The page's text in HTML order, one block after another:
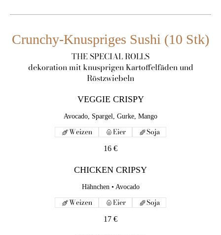
Crunchy-Knuspriges Sushi (10 Stk)
THE SPECIAL ROLLS
dekoration mit knusprigen Kartoffelfäden und
Röstzwiebeln
VEGGIE CRISPY
Avocado, Spargel, Gurke, Mango
16 €
Weizen Eier Soja
CHICKEN CRIPSY
Hähnchen • Avocado
17 €
Weizen Eier Soja